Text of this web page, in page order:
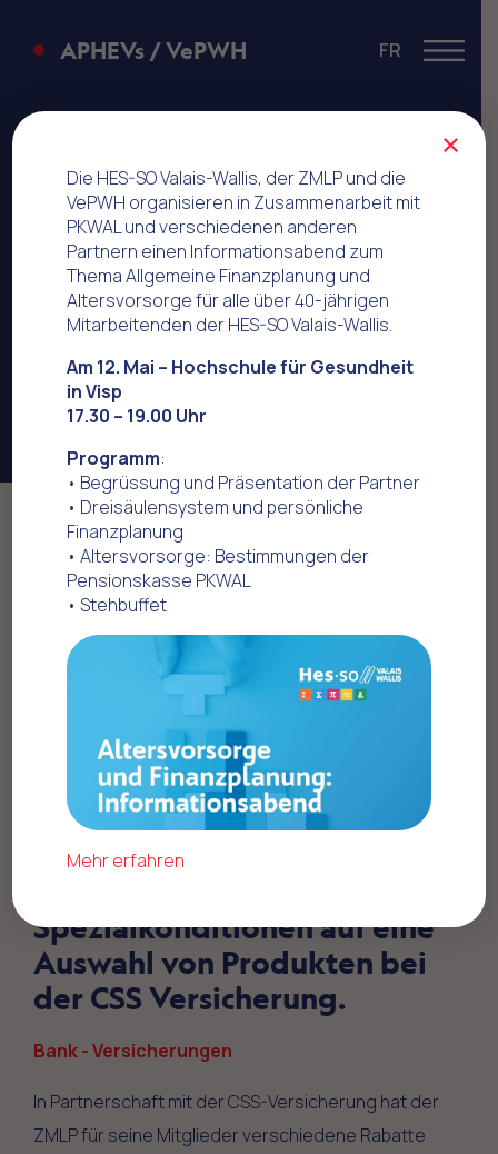
APHEVs / VePWH FR
Menu
Home
Offres commerciales
Bank - Versicherungen
CSS Versicherung
Spezialkonditionen auf eine
Auswahl von Produkten bei
der CSS Versicherung.
Bank - Versicherungen
In Partnerschaft mit der CSS-Versicherung hat der
ZMLP für seine Mitglieder verschiedene Rabatte
Die HES-SO Valais-Wallis, der ZMLP und die
VePWH organisieren in Zusammenarbeit mit
PKWAL und verschiedenen anderen
Partnern einen Informationsabend zum
Thema Allgemeine Finanzplanung und
Altersvorsorge für alle über 40-jährigen
Mitarbeitenden der HES-SO Valais-Wallis.
Am 12. Mai – Hochschule für Gesundheit
in Visp
17.30 – 19.00 Uhr
Programm:
• Begrüssung und Präsentation der Partner
• Dreisäulensystem und persönliche
Finanzplanung
• Altersvorsorge: Bestimmungen der
Pensionskasse PKWAL
• Stehbuffet
Mehr erfahren
×